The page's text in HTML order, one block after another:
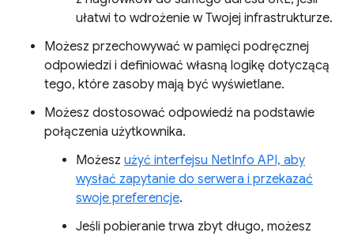
ułatwi to wdrożenie w Twojej infrastrukturze.
Możesz przechowywać w pamięci podręcznej
odpowiedzi i definiować własną logikę dotyczącą
tego, które zasoby mają być wyświetlane.
Możesz dostosować odpowiedź na podstawie
połączenia użytkownika.
Możesz użyć interfejsu NetInfo API, aby
wysłać zapytanie do serwera i przekazać
swoje preferencje.
Jeśli pobieranie trwa zbyt długo, możesz